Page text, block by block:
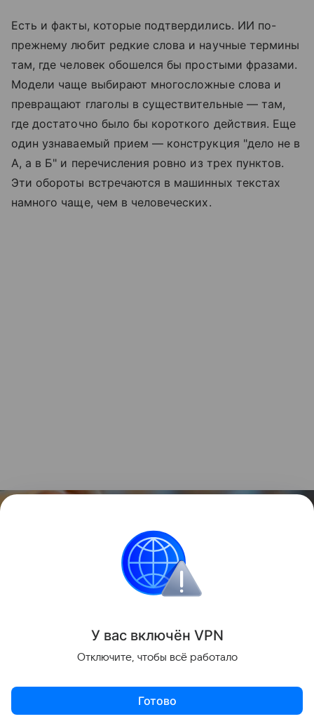
Есть и факты, которые подтвердились. ИИ по-
прежнему любит редкие слова и научные термины
там, где человек обошелся бы простыми фразами.
Модели чаще выбирают многосложные слова и
превращают глаголы в существительные — там,
где достаточно было бы короткого действия. Еще
один узнаваемый прием — конструкция "дело не в
А, а в Б" и перечисления ровно из трех пунктов.
Эти обороты встречаются в машинных текстах
намного чаще, чем в человеческих.
Источник: Unsplash
Из-за такой манеры абзацы унейросетивыглядят
У вас включён VPN
Отключите, чтобы всё работало
Готово